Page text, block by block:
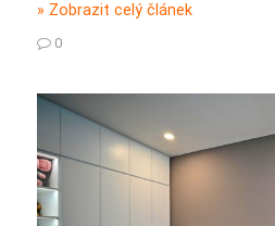
» Zobrazit celý článek
0